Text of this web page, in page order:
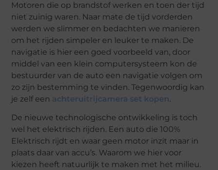
Motoren die op brandstof werken en toen der tijd
niet zuinig waren. Naar mate de tijd vorderden
werden we slimmer en bedachten we manieren
om het rijden simpeler en leuker te maken. De
navigatie is hier een goed voorbeeld van, door
middel van een klein computersysteem kon de
bestuurder van de auto een navigatie volgen om
zo zijn bestemming te vinden. Tegenwoordig kan
je zelf een achteruitrijcamera set kopen.
De nieuwe technologische ontwikkeling is toch
wel het elektrisch rijden. Een auto die 100%
Elektrisch rijdt en waar geen motor inzit maar in
plaats daar van accu’s. Waarom we hier voor
kiezen heeft natuurlijk te maken met het milieu.